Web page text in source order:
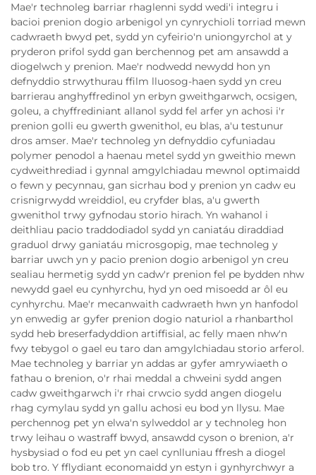
Mae'r technoleg barriar rhaglenni sydd wedi'i integru i
bacioi prenion dogio arbenigol yn cynrychioli torriad mewn
cadwraeth bwyd pet, sydd yn cyfeirio'n uniongyrchol at y
pryderon prifol sydd gan berchennog pet am ansawdd a
diogelwch y prenion. Mae'r nodwedd newydd hon yn
defnyddio strwythurau ffilm lluosog-haen sydd yn creu
barrierau anghyffredinol yn erbyn gweithgarwch, ocsigen,
goleu, a chyffrediniant allanol sydd fel arfer yn achosi i'r
prenion golli eu gwerth gwenithol, eu blas, a'u testunur
dros amser. Mae'r technoleg yn defnyddio cyfuniadau
polymer penodol a haenau metel sydd yn gweithio mewn
cydweithrediad i gynnal amgylchiadau mewnol optimaidd
o fewn y pecynnau, gan sicrhau bod y prenion yn cadw eu
crisnigrwydd wreiddiol, eu cryfder blas, a'u gwerth
gwenithol trwy gyfnodau storio hirach. Yn wahanol i
deithliau pacio traddodiadol sydd yn caniatáu diraddiad
graduol drwy ganiatáu microsgopig, mae technoleg y
barriar uwch yn y pacio prenion dogio arbenigol yn creu
sealiau hermetig sydd yn cadw'r prenion fel pe bydden nhw
newydd gael eu cynhyrchu, hyd yn oed misoedd ar ôl eu
cynhyrchu. Mae'r mecanwaith cadwraeth hwn yn hanfodol
yn enwedig ar gyfer prenion dogio naturiol a rhanbarthol
sydd heb breserfadyddion artiffisial, ac felly maen nhw'n
fwy tebygol o gael eu taro dan amgylchiadau storio arferol.
Mae technoleg y barriar yn addas ar gyfer amrywiaeth o
fathau o brenion, o'r rhai meddal a chweini sydd angen
cadw gweithgarwch i'r rhai crwcio sydd angen diogelu
rhag cymylau sydd yn gallu achosi eu bod yn llysu. Mae
perchennog pet yn elwa'n sylweddol ar y technoleg hon
trwy leihau o wastraff bwyd, ansawdd cyson o brenion, a'r
hysbysiad o fod eu pet yn cael cynlluniau ffresh a diogel
bob tro. Y fflydiant economaidd yn estyn i gynhyrchwyr a